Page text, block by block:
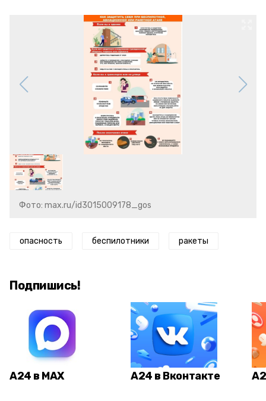
Фото: max.ru/id3015009178_gos
опасность беспилотники ракеты
Подпишись!
А24 в MAX А24 в Вконтакте